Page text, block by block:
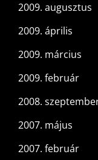
2009. augusztus
2009. április
2009. március
2009. február
2008.
2007. május
2007. február